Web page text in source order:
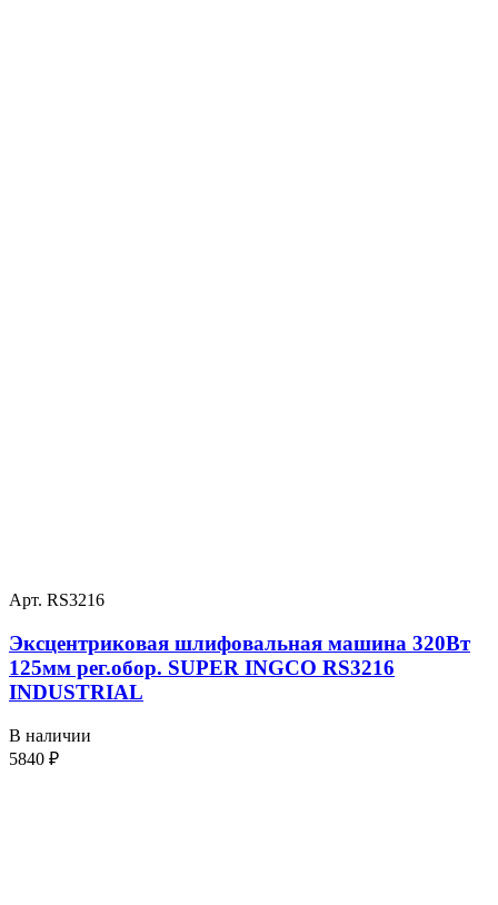
Арт. RS3216
Эксцентриковая шлифовальная машина 320Вт
125мм рег.обор. SUPER INGCO RS3216
INDUSTRIAL
В наличии
5840 ₽